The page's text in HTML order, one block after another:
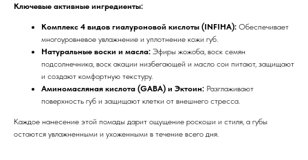
Ключевые активные ингредиенты:
Комплекс 4 видов гиалуроновой кислоты (INFIHA): Обеспечивает
многоуровневое увлажнение и уплотнение кожи губ.
Натуральные воски и масла: Эфиры жожоба, воск семян
подсолнечника, воск акации низбегающей и масло сои питают, защищают
и создают комфортную текстуру.
Аминомасляная кислота (GABA) и Эктоин: Разглаживают
поверхность губ и защищают клетки от внешнего стресса.
Каждое нанесение этой помады дарит ощущение роскоши и стиля, а губы
остаются увлажненными и ухоженными в течение всего дня.